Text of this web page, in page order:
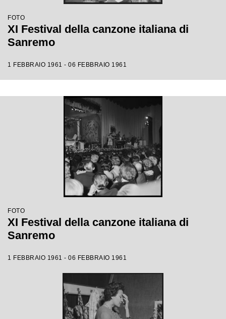
FOTO
XI Festival della canzone italiana di
Sanremo
1 FEBBRAIO 1961 - 06 FEBBRAIO 1961
FOTO
XI Festival della canzone italiana di
Sanremo
1 FEBBRAIO 1961 - 06 FEBBRAIO 1961